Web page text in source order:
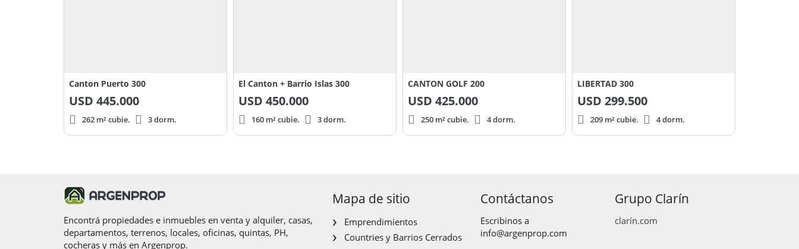
Canton Puerto 300
USD 445.000
262 m² cubie. 3 dorm.
El Canton + Barrio Islas 300
USD 450.000
160 m² cubie. 3 dorm.
CANTON GOLF 200
USD 425.000
250 m² cubie. 4 dorm.
LIBERTAD 300
USD 299.500
209 m² cubie. 4 dorm.
Encontrá propiedades e inmuebles en venta y alquiler, casas,
departamentos, terrenos, locales, oficinas, quintas, PH,
cocheras y más en Argenprop.
Mapa de sitio
Emprendimientos
Countries y Barrios Cerrados
Contáctanos
Escribinos a
info@argenprop.com
Grupo Clarín
clarín.com